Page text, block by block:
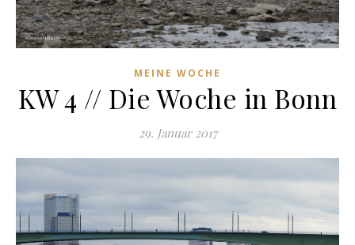
MEINE WOCHE
KW 4 // Die Woche in Bonn
29. Januar 2017